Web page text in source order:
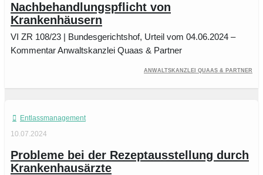
Nachbehandlungspflicht von
Krankenhäusern
VI ZR 108/23 | Bundesgerichtshof, Urteil vom 04.06.2024 –
Kommentar Anwaltskanzlei Quaas & Partner
Anwaltskanzlei Quaas & Partner
Entlassmanagement
10.07.2024
Probleme bei der Rezeptausstellung durch
Krankenhausärzte